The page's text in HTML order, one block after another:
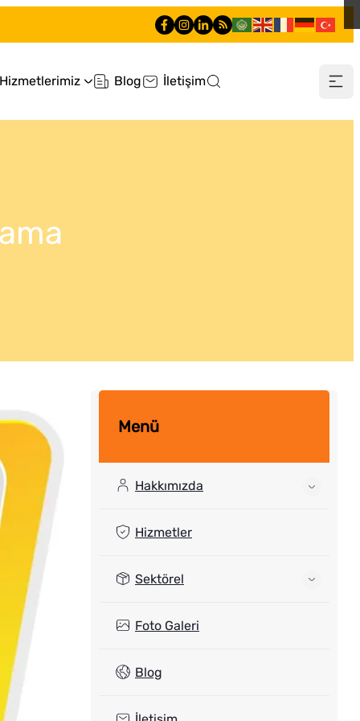
Hizmetlerimiz Blog İletişim
Menü
Hakkımızda
Hizmetler
Sektörel
Foto Galeri
Blog